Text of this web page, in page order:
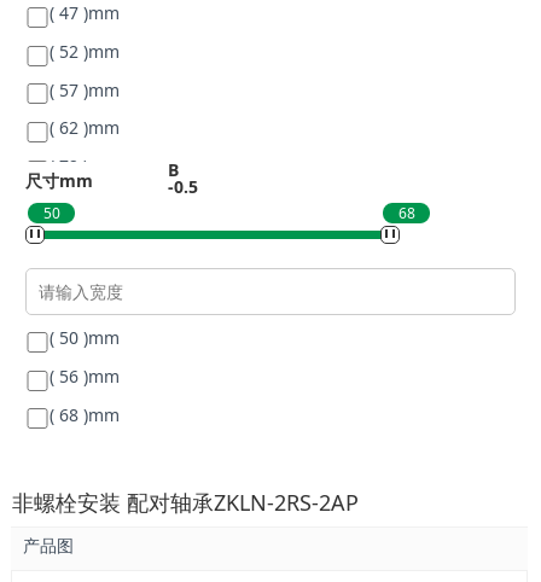
( 47 )mm
( 52 )mm
( 57 )mm
( 62 )mm
( 72 )
( 75 )
( 90 )mm
尺寸mm B
-0.5
50 68
( 50 )mm
( 56 )mm
( 68 )mm
非螺栓安装 配对轴承ZKLN-2RS-2AP
产品图